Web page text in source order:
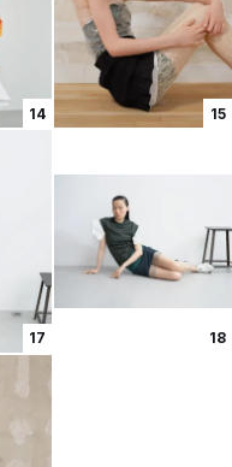
14 15
17 18